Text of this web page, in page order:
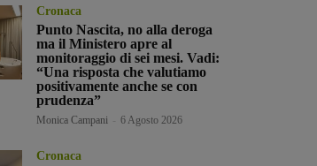
Cronaca
Punto Nascita, no alla deroga
ma il Ministero apre al
monitoraggio di sei mesi. Vadi:
“Una risposta che valutiamo
positivamente anche se con
prudenza”
Monica Campani 6 Agosto 2026
Cronaca